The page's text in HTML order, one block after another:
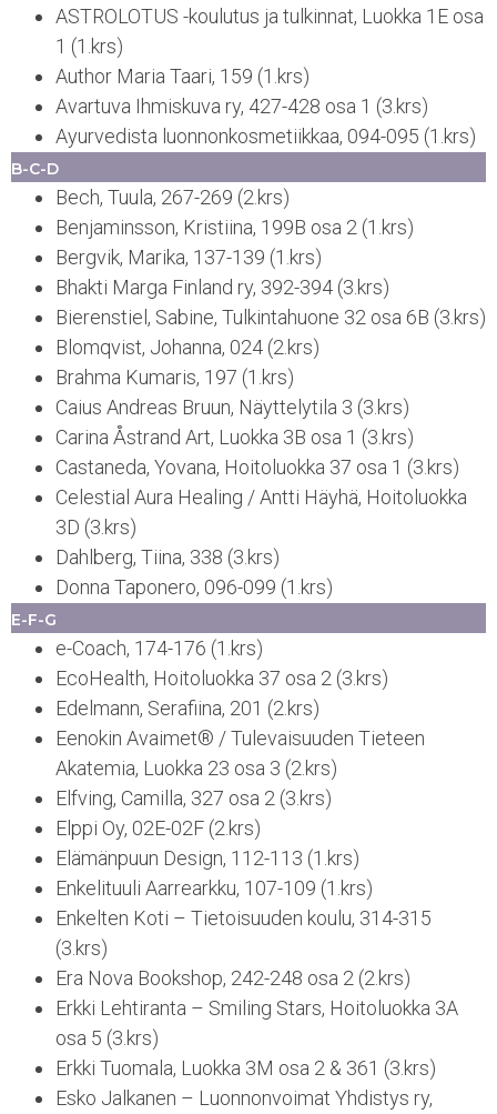
ASTROLOTUS -koulutus ja tulkinnat, Luokka 1E osa
1 (1.krs)
Author Maria Taari, 159 (1.krs)
Avartuva Ihmiskuva ry, 427-428 osa 1 (3.krs)
Ayurvedista luonnonkosmetiikkaa, 094-095 (1.krs)
B-C-D
Bech, Tuula, 267-269 (2.krs)
Benjaminsson, Kristiina, 199B osa 2 (1.krs)
Bergvik, Marika, 137-139 (1.krs)
Bhakti Marga Finland ry, 392-394 (3.krs)
Bierenstiel, Sabine, Tulkintahuone 32 osa 6B (3.krs)
Blomqvist, Johanna, 024 (2.krs)
Brahma Kumaris, 197 (1.krs)
Caius Andreas Bruun, Näyttelytila 3 (3.krs)
Carina Åstrand Art, Luokka 3B osa 1 (3.krs)
Castaneda, Yovana, Hoitoluokka 37 osa 1 (3.krs)
Celestial Aura Healing / Antti Häyhä, Hoitoluokka
3D (3.krs)
Dahlberg, Tiina, 338 (3.krs)
Donna Taponero, 096-099 (1.krs)
E-F-G
e-Coach, 174-176 (1.krs)
EcoHealth, Hoitoluokka 37 osa 2 (3.krs)
Edelmann, Serafiina, 201 (2.krs)
Eenokin Avaimet® / Tulevaisuuden Tieteen
Akatemia, Luokka 23 osa 3 (2.krs)
Elfving, Camilla, 327 osa 2 (3.krs)
Elppi Oy, 02E-02F (2.krs)
Elämänpuun Design, 112-113 (1.krs)
Enkelituuli Aarrearkku, 107-109 (1.krs)
Enkelten Koti – Tietoisuuden koulu, 314-315
(3.krs)
Era Nova Bookshop, 242-248 osa 2 (2.krs)
Erkki Lehtiranta – Smiling Stars, Hoitoluokka 3A
osa 5 (3.krs)
Erkki Tuomala, Luokka 3M osa 2 & 361 (3.krs)
Esko Jalkanen – Luonnonvoimat Yhdistys ry,